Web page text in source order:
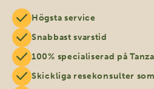
Högsta service
Snabbast svarstid
100% specialiserad på
Skickliga resekonsulter